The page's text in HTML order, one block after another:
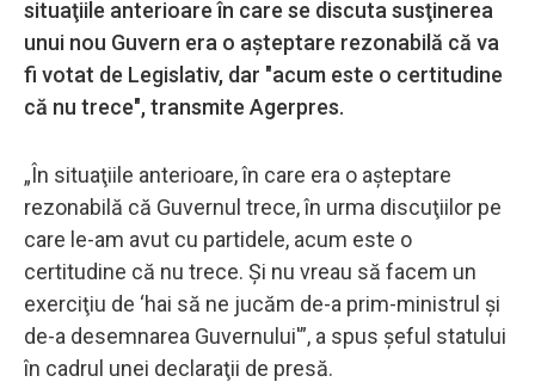
situaţiile anterioare în care se discuta susţinerea
unui nou Guvern era o aşteptare rezonabilă că va
fi votat de Legislativ, dar "acum este o certitudine
că nu trece", transmite Agerpres.
„În situaţiile anterioare, în care era o aşteptare
rezonabilă că Guvernul trece, în urma discuţiilor pe
care le-am avut cu partidele, acum este o
certitudine că nu trece. Şi nu vreau să facem un
exerciţiu de ‘hai să ne jucăm de-a prim-ministrul şi
de-a desemnarea Guvernului'”, a spus şeful statului
în cadrul unei declaraţii de presă.